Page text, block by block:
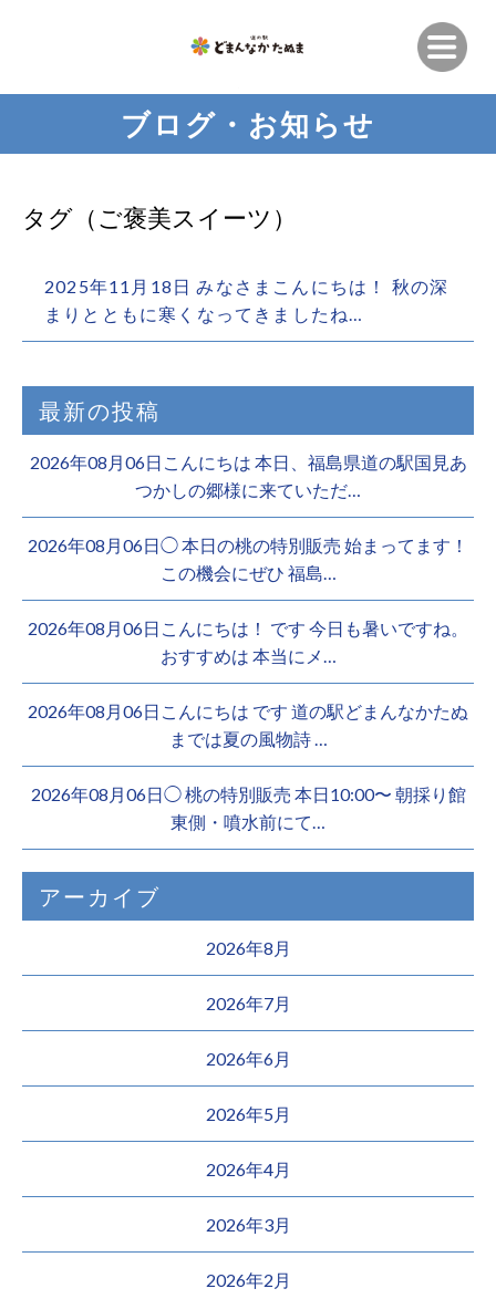
ブログ・お知らせ
タグ（ご褒美スイーツ）
2025年11月18日 みなさまこんにちは！ 秋の深
まりとともに寒くなってきましたね…
最新の投稿
2026年08月06日こんにちは 本日、福島県道の駅国見あ
つかしの郷様に来ていただ…
2026年08月06日◯ 本日の桃の特別販売 始まってます！
この機会にぜひ 福島…
2026年08月06日こんにちは！ です 今日も暑いですね。
おすすめは 本当にメ…
2026年08月06日こんにちは︎ です️ 道の駅どまんなかたぬ
までは夏の風物詩 …
2026年08月06日◯ 桃の特別販売 本日10:00〜 朝採り館
東側・噴水前にて…
アーカイブ
2026年8月
2026年7月
2026年6月
2026年5月
2026年4月
2026年3月
2026年2月